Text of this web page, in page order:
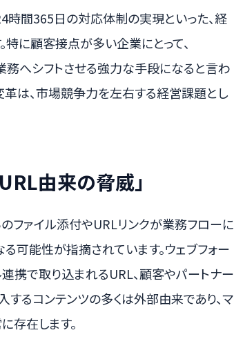
時間365日の対応体制の実現といった、経
に顧客接点が多い企業にとって、
へシフトさせる強力な手段になると言わ
は、市場競争力を左右する経営課題とし
由来の脅威」
ァイル添付やURLリンクが業務フローに
可能性が指摘されています。ウェブフォー
携で取り込まれるURL、顧客やパートナー
るコンテンツの多くは外部由来であり、マ
存在します。